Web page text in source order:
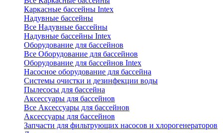
Каркасные бассейны Intex
Надувные бассейны
Все Надувные бассейны
Надувные бассейны Intex
Оборудование для бассейнов
Все Оборудование для бассейнов
Оборудование для бассейнов Intex
Насосное оборудование для бассейна
Системы очистки и дезинфекции воды
Пылесосы для бассейна
Аксессуары для бассейнов
Все Аксессуары для бассейнов
Аксессуары для бассейнов
Запчасти для фильтрующих насосов и хлорогенераторов